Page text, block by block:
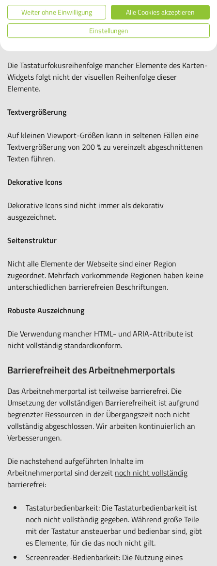
Ein auf Unterseiten eingesetztes Google Maps Karten-Widget
ist nur teilweise visuell barrierefrei: Manche der weißen
Icons bzw. Texte auf grünem Hintergrund erfüllen nicht das
Kontrastminimum.
Die Tastaturfokusreihenfolge mancher Elemente des Karten-
Widgets folgt nicht der visuellen Reihenfolge dieser
Elemente.
Textvergrößerung
Auf kleinen Viewport-Größen kann in seltenen Fällen eine
Textvergrößerung von 200 % zu vereinzelt abgeschnittenen
Texten führen.
Dekorative Icons
Dekorative Icons sind nicht immer als dekorativ
ausgezeichnet.
Seitenstruktur
Nicht alle Elemente der Webseite sind einer Region
zugeordnet. Mehrfach vorkommende Regionen haben keine
unterschiedlichen barrierefreien Beschriftungen.
Robuste Auszeichnung
Die Verwendung mancher HTML- und ARIA-Attribute ist
nicht vollständig standardkonform.
Barrierefreiheit des Arbeitnehmerportals
Das Arbeitnehmerportal ist teilweise barrierefrei. Die
Umsetzung der vollständigen Barrierefreiheit ist aufgrund
begrenzter Ressourcen in der Übergangszeit noch nicht
vollständig abgeschlossen. Wir arbeiten kontinuierlich an
Verbesserungen.
Die nachstehend aufgeführten Inhalte im
Arbeitnehmerportal sind derzeit noch nicht vollständig
barrierefrei:
Tastaturbedienbarkeit: Die Tastaturbedienbarkeit ist
noch nicht vollständig gegeben. Während große Teile
mit der Tastatur ansteuerbar und bedienbar sind, gibt
es Elemente, für die das noch nicht gilt.
Screenreader-Bedienbarkeit: Die Nutzung eines
Weiter ohne Einwilligung
Alle Cookies akzeptieren
Einstellungen